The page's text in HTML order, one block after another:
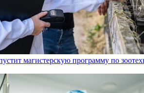
магистерскую программу по